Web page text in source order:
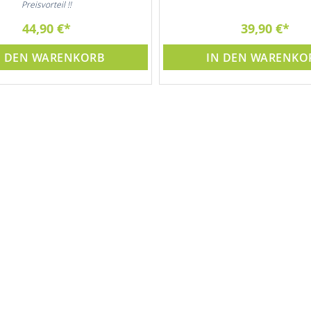
Preisvorteil !!
44,90 €
WARENKORB
39,90 €
IN DEN